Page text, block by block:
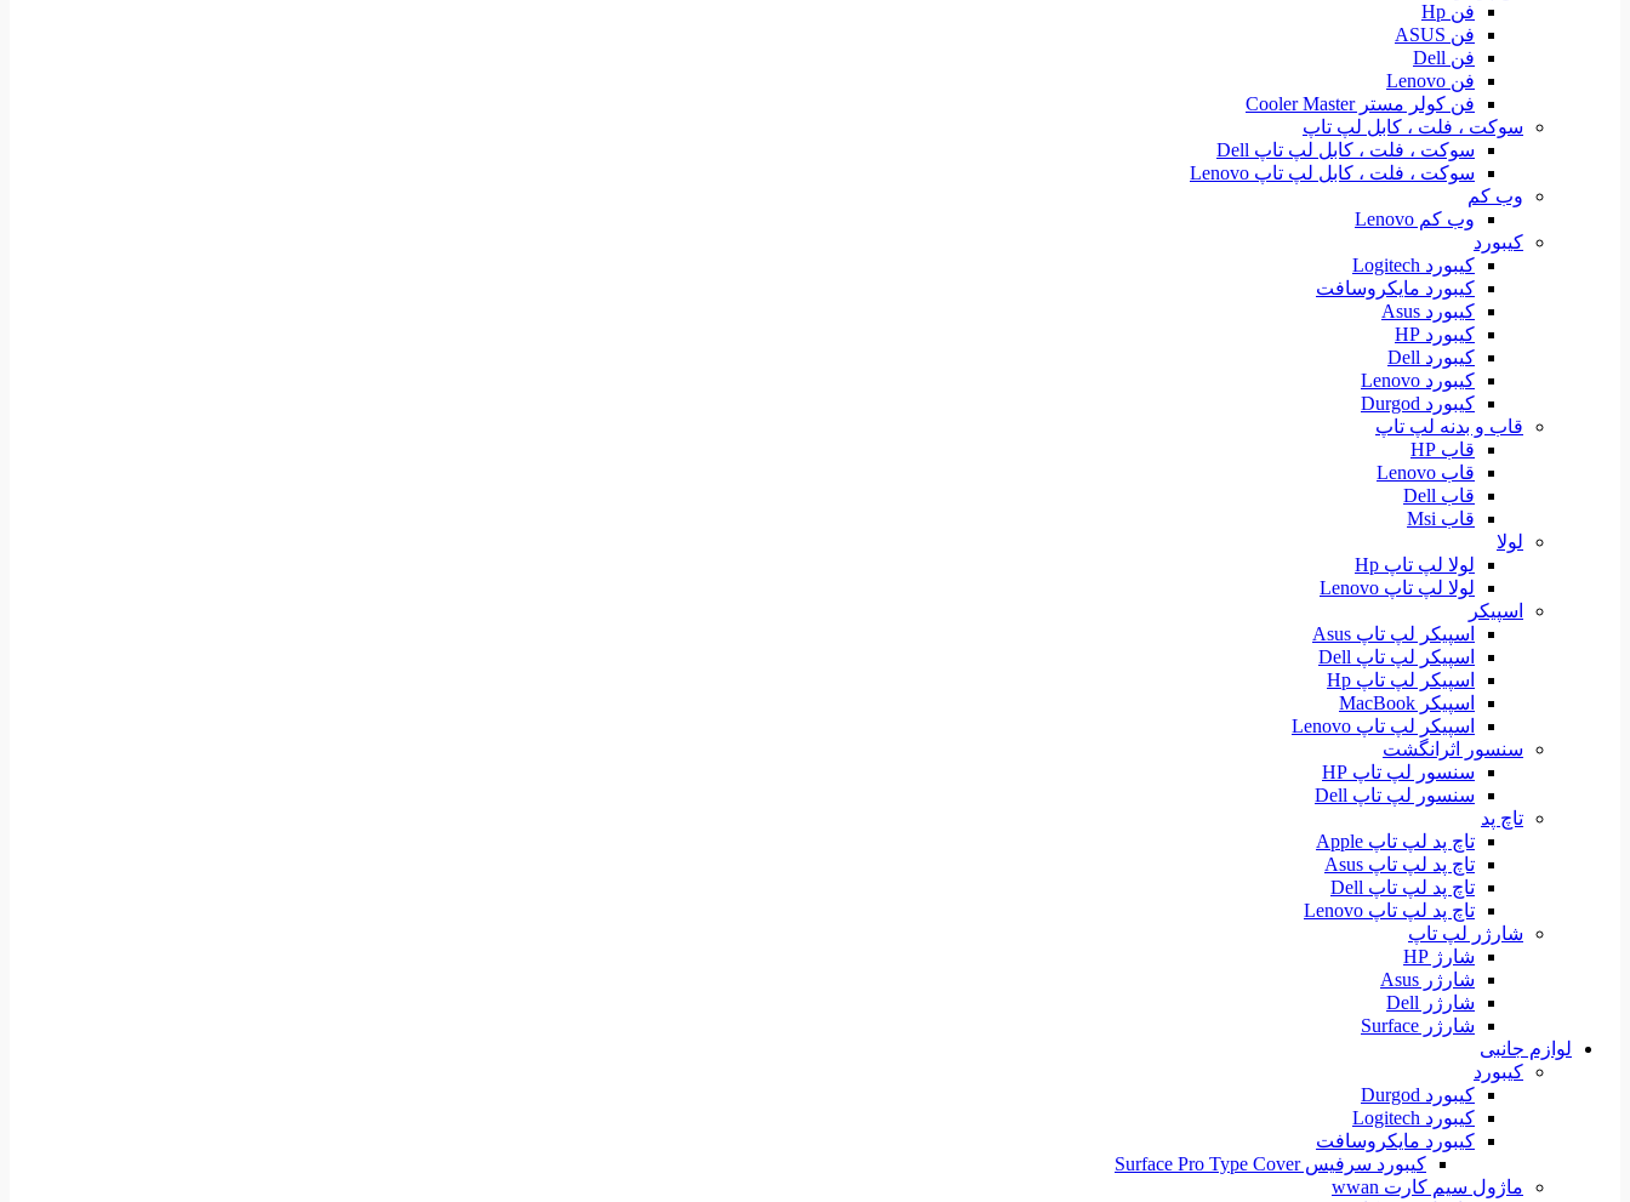
فن Hp
فن ASUS
فن Dell
فن Lenovo
فن کولر مستر Cooler Master
سوکت ، فلت ، کابل لپ تاپ
سوکت ، فلت ، کابل لپ تاپ Dell
سوکت ، فلت ، کابل لپ تاپ Lenovo
وب کم
وب کم Lenovo
کیبورد
کیبورد Logitech
کیبورد مایکروسافت
کیبورد Asus
کیبورد HP
کیبورد Dell
کیبورد Lenovo
کیبورد Durgod
قاب و بدنه لپ تاپ
قاب HP
قاب Lenovo
قاب Dell
قاب Msi
لولا
لولا لپ تاپ Hp
لولا لپ تاپ Lenovo
اسپیکر
اسپیکر لپ تاپ Asus
اسپیکر لپ تاپ Dell
اسپیکر لپ تاپ Hp
اسپیکر MacBook
اسپیکر لپ تاپ Lenovo
سنسور اثرانگشت
سنسور لپ تاپ HP
سنسور لپ تاپ Dell
تاچ پد
تاچ پد لپ تاپ Apple
تاچ پد لپ تاپ Asus
تاچ پد لپ تاپ Dell
تاچ پد لپ تاپ Lenovo
شارژر لپ تاپ
شارژ HP
شارژر Asus
شارژر Dell
شارژر Surface
لوازم جانبی
کیبورد
کیبورد Durgod
کیبورد Logitech
کیبورد مایکروسافت
کیبورد سرفیس Surface Pro Type Cover
ماژول سیم کارت wwan